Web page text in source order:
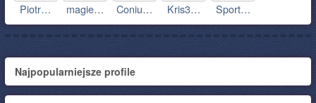
Piotr… magie… Coniu… Kris3… Sport…
Najpopularniejsze profile